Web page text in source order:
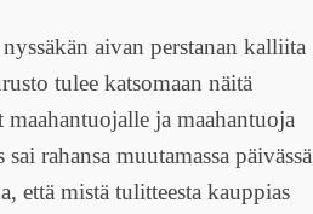
aivan perstanan kalliita
tulee katsomaan näitä
ja maahantuoja
rahansa muutamassa päivässä
että mistä tulitteesta kauppias